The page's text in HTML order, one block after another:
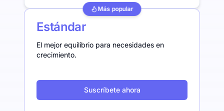
Más popular
Estándar
El mejor equilibrio para necesidades en
crecimiento.
Suscríbete ahora